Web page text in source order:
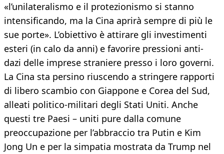
«l’unilateralismo e il protezionismo si stanno
intensificando, ma la Cina aprirà sempre di più le
sue porte». L’obiettivo è attirare gli investimenti
esteri (in calo da anni) e favorire pressioni anti-
dazi delle imprese straniere presso i loro governi.
La Cina sta persino riuscendo a stringere rapporti
di libero scambio con Giappone e Corea del Sud,
alleati politico-militari degli Stati Uniti. Anche
questi tre Paesi – uniti pure dalla comune
preoccupazione per l’abbraccio tra Putin e Kim
Jong Un e per la simpatia mostrata da Trump nel